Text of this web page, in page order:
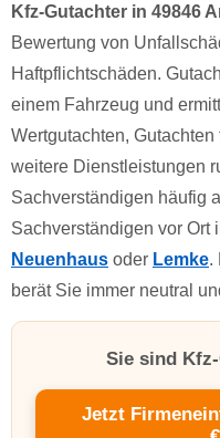
Kfz-Gutachter in 49846
Bewertung von
Haftpflichtschäden.
einem Fahrzeug und
Wertgutachten,
weitere Dienstleistungen
Sachverständigen häufig
Sachverständigen vor Ort
Neuenhaus oder Lemke.
berät Sie immer neutral
Sie sind
Jetzt